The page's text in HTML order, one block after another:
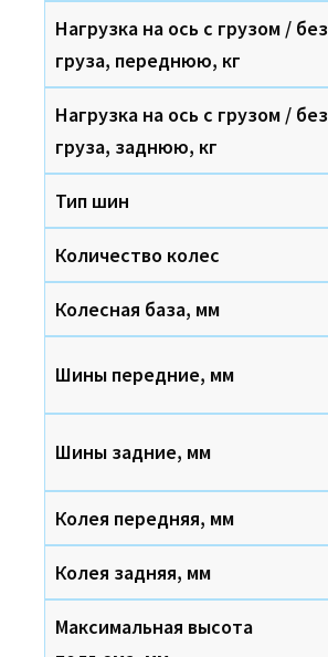
Нагрузка на ось с грузом / без
груза, переднюю, кг
Нагрузка на ось с грузом / без
груза, заднюю, кг
Тип шин
Количество колес
Колесная база, мм
Шины передние, мм
Шины задние, мм
Колея передняя, мм
Колея задняя, мм
Максимальная высота